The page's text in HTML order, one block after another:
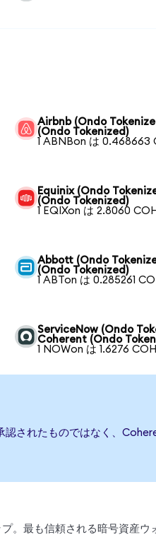
Airbnb (Ondo
(Ondo Tokenized)
1 ABNBon は 0.468663
Equinix (Ondo
(Ondo Tokenized)
1 EQIXon は 2.8060
Abbott (Ondo
(Ondo Tokenized)
1 ABTon は 0.285261
ServiceNow (Ondo
Coherent (Ondo
1 NOWon は 1.6276
されたものではなく、
。最も信頼される暗号資産ウ